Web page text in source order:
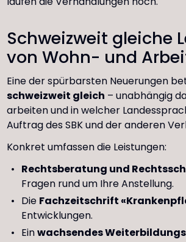
Schweizweit gleiche
von Wohn- und
Eine der spürbarsten Neuerungen
schweizweit gleich – unabhängig
arbeiten und in welcher
Auftrag des SBK und der anderen
Konkret umfassen die Leistungen:
Rechtsberatung und
Fragen rund um Ihre Anstellung.
Die Fachzeitschrift
Entwicklungen.
Einwachsendes